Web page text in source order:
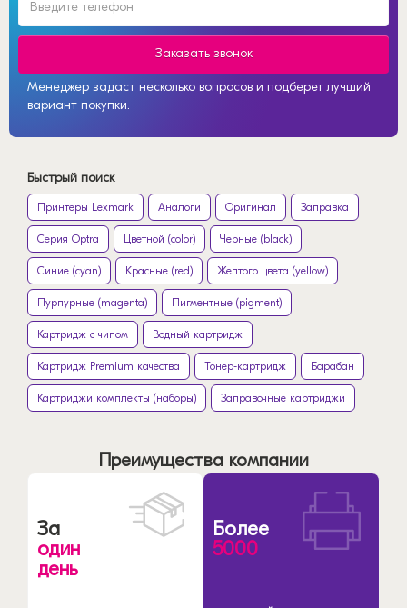
Заказать звонок
Менеджер задаст несколько вопросов и подберет лучший
вариант покупки.
Быстрый поиск
Принтеры Lexmark Аналоги Оригинал Заправка
Серия Optra Цветной (color) Черные (black)
Синие (cyan) Красные (red) Желтого цвета (yellow)
Пурпурные (magenta) Пигментные (pigment)
Картридж с чипом Водный картридж
Картридж Premium качества Тонер-картридж Барабан
Картриджи комплекты (наборы) Заправочные картриджи
Преимущества компании
За
один
день
Более
5000